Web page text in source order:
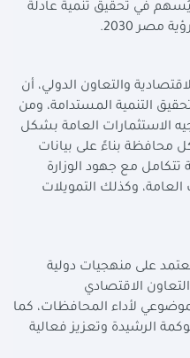
يُسهم في تحقيق تنمية عادلة
مصر 2030.
والتعاون الدولي، أن
التنمية المستدامة، ومن
الاستثمارات العامة بشكل
محافظة بناءً على بيانات
تتكامل مع جهود الوزارة
العامة، وكذلك التمويلات
على منهجيات دولية
الاقتصادي
لأداء المحافظات، كما
الرشيدة وتعزيز فعالية